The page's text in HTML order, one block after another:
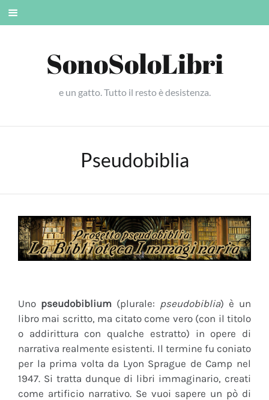
Skip
SonoSoloLibri
e un gatto. Tutto il resto è desistenza.
Pseudobiblia
Uno pseudobiblium (plurale: pseudobiblia) è un
libro mai scritto, ma citato come vero (con il titolo
o addirittura con qualche estratto) in opere di
narrativa realmente esistenti. Il termine fu coniato
per la prima volta da Lyon Sprague de Camp nel
1947. Si tratta dunque di libri immaginario, creati
come artificio narrativo. Se vuoi sapere un pò di